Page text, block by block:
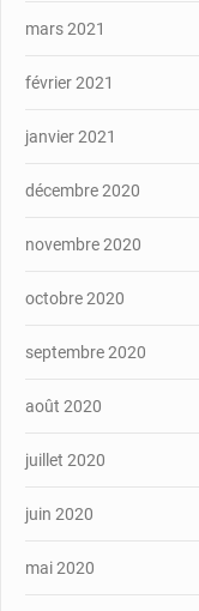
mars 2021
février 2021
janvier 2021
décembre 2020
novembre 2020
octobre 2020
septembre 2020
août 2020
juillet 2020
juin 2020
mai 2020